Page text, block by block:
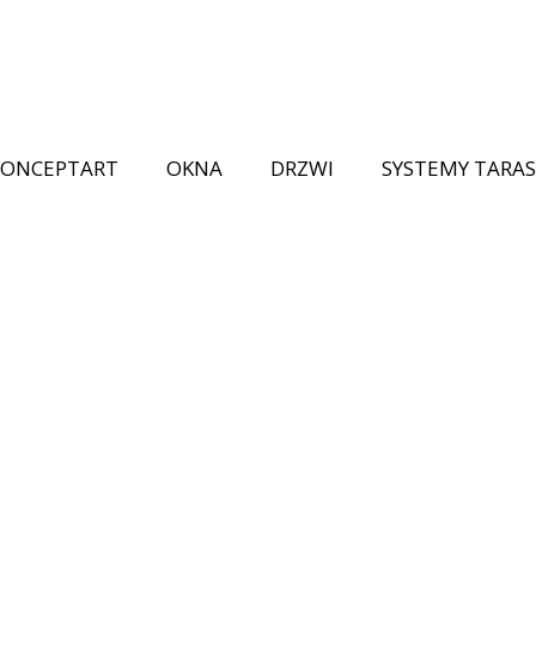
OKNA DRZWI SYSTEMY